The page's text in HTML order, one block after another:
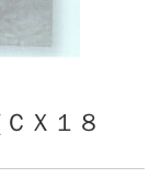
Ｘ１８